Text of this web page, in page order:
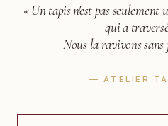
« Un tapis n'est pas
qui a
Nous la ravivons
— ATELIER